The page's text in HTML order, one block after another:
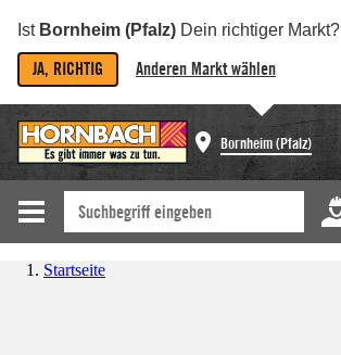
Ist Bornheim (Pfalz) Dein richtiger Markt?
JA, RICHTIG Anderen Markt wählen
Bornheim (Pfalz)
Startseite